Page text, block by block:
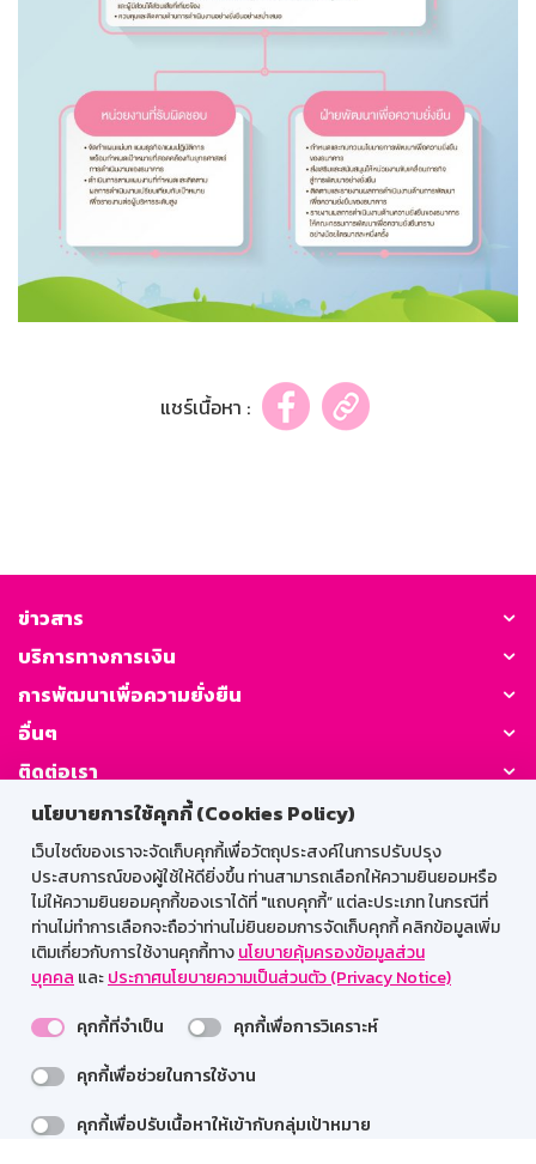
นโยบายการใช้คุกกี้ (Cookies Policy)
เว็บไซต์ของเราจะจัดเก็บคุกกี้เพื่อวัตถุประสงค์ในการปรับปรุง
ประสบการณ์ของผู้ใช้ให้ดียิ่งขึ้น ท่านสามารถเลือกให้ความยินยอมหรือ
ไม่ให้ความยินยอมคุกกี้ของเราได้ที่ "แถบคุกกี้” แต่ละประเภท ในกรณีที่
ท่านไม่ทำการเลือกจะถือว่าท่านไม่ยินยอมการจัดเก็บคุกกี้ คลิกข้อมูลเพิ่ม
เติมเกี่ยวกับการใช้งานคุกกี้ทางนโยบายคุ้มครองข้อมูลส่วน
บุคคล และประกาศนโยบายความเป็นส่วนตัว (Privacy Notice)
คุกกี้ที่จำเป็น
คุกกี้เพื่อการวิเคราะห์
คุกกี้เพื่อช่วยในการใช้งาน
คุกกี้เพื่อปรับเนื้อหาให้เข้ากับกลุ่มเป้าหมาย
แชร์เนื้อหา :
ข่าวสาร
บริการทางการเงิน
การพัฒนาเพื่อความยั่งยืน
อื่นๆ
ติดต่อเรา
GSB Society:
สำหรับพนักงาน
Web HR
GSB Wisdom
M-Search
เข้าสู่ระบบเน็ตเมล
รองรับการใช้งานได้ดีบนเว็บบราวเซอร์